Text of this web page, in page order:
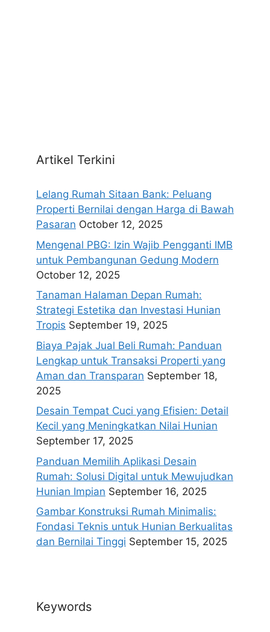
Artikel Terkini
Lelang Rumah Sitaan Bank: Peluang
Properti Bernilai dengan Harga di Bawah
Pasaran October 12, 2025
Mengenal PBG: Izin Wajib Pengganti IMB
untuk Pembangunan Gedung Modern
October 12, 2025
Tanaman Halaman Depan Rumah:
Strategi Estetika dan Investasi Hunian
Tropis September 19, 2025
Biaya Pajak Jual Beli Rumah: Panduan
Lengkap untuk Transaksi Properti yang
Aman dan Transparan September 18,
2025
Desain Tempat Cuci yang Efisien: Detail
Kecil yang Meningkatkan Nilai Hunian
September 17, 2025
Panduan Memilih Aplikasi Desain
Rumah: Solusi Digital untuk Mewujudkan
Hunian Impian September 16, 2025
Gambar Konstruksi Rumah Minimalis:
Fondasi Teknis untuk Hunian Berkualitas
dan Bernilai Tinggi September 15, 2025
Keywords